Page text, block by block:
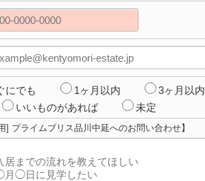
にでも 1ヶ月以内 3ヶ月以内
いいものがあれば 未定
] プライムブリス品川中延へのお問い合わせ】